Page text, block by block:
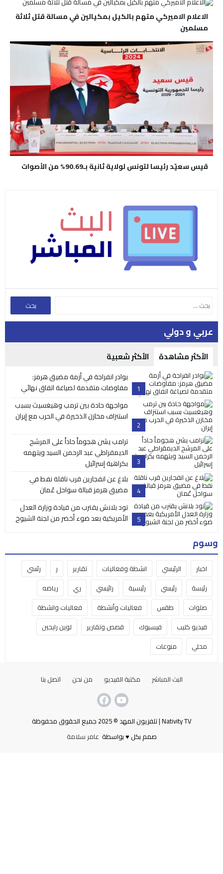
الاعلام الاميركي متهم بالكيل بمكيالين في مسالة قتل ثلاثة
مسلمين
قيس سعيّد رئيسا لتونس لولاية ثانية بـ90.69% من الأصوات
عربي و دولي
الأكثر مشاهدة الأكثر شعبية
1
بوادر انفراجة في أزمة مضيق هرمز:
مفاوضات متقدمة لصياغة اتفاق نهائي
2
مواجهة حادة بين ترمب وهيغسيث بسبب
استنزاف مخازن الذخيرة في الحرب مع إيران
3
ترامب يشن هجوماً حاداً على المرشح
الديمقراطي عبد الرحمن السيد ويتهمه
بكراهية إسرائيل
4
بلاغ عن انفجارين قرب ناقلة نفط في
مضيق هرمز قبالة سواحل عُمان
5
تود بلانش يقترب من قيادة وزارة العدل
الأمريكية بعد ضوء أخضر من لجنة الشيوخ
وسوم
اخبار الرئيسي انشطة وفعاليات تقارير ر
رئسي
رئيسة
رئيسي رئيسية رائيسي ري
رياضه
صلوات
طقس فعاليات وأنشطة
فعاليات وانشطة
فيديو كليب
فيسبوك قصص وتقارير
لوين رايحين
محلي
منوعات
البث المباشر مكتبة الفيديو من نحن اتصل بنا
Nativity TV | تلفزيون المهد © 2025 جميع الحقوق محفوظة
صمم بكل ♥ بواسطة عامر سلامة